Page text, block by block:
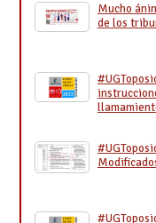
Mucho
de los